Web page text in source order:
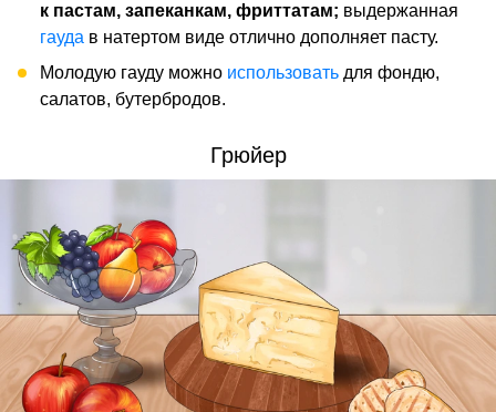
к пастам, запеканкам, фриттатам; выдержанная
гауда в натертом виде отлично дополняет пасту.
Молодую гауду можно использовать для фондю,
салатов, бутербродов.
Грюйер